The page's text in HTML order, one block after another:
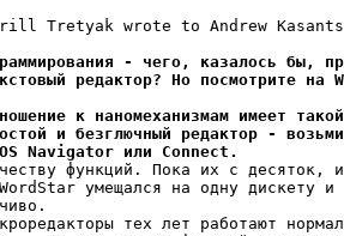
Tretyak wrote to Andrew
- чего, казалось бы,
редактор? Но посмотрите
к наномеханизмам имеет
и безглючный редактор -
Navigator или Connect.
функций. Пока их с десяток,
умещался на одну дискету и
тех лет работают